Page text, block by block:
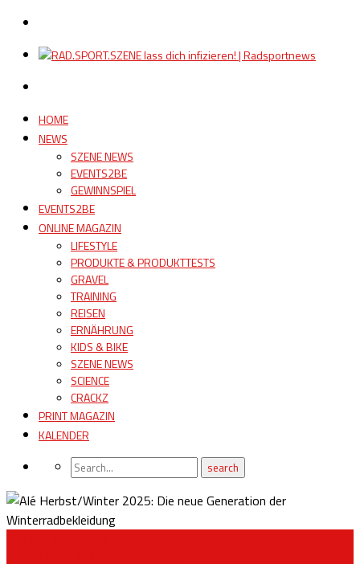
HOME
NEWS
SZENE NEWS
EVENTS2BE
GEWINNSPIEL
EVENTS2BE
ONLINE MAGAZIN
LIFESTYLE
PRODUKTE & PRODUKTTESTS
GRAVEL
TRAINING
REISEN
ERNÄHRUNG
KIDS & BIKE
SZENE NEWS
SCIENCE
CRACKZ
PRINT MAGAZIN
KALENDER